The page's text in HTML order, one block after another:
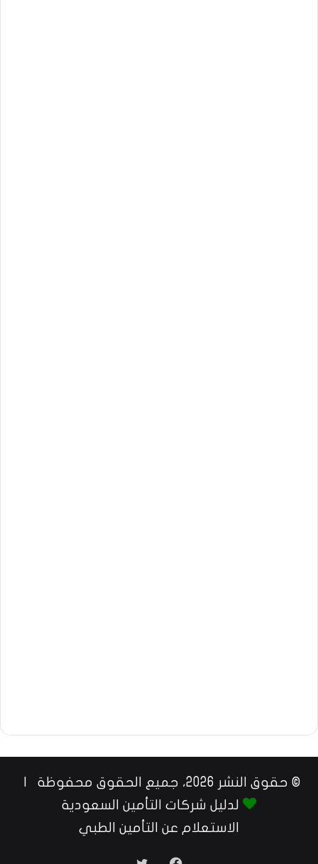
© حقوق النشر 2026، جميع الحقوق محفوظة |
لدليل شركات التأمين السعودية
الاستعلام عن التأمين الطبي